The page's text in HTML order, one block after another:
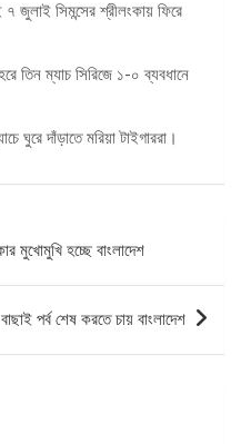
সিমন্সের শ্রীলংকায় ফিরে
তিন ম্যাচ সিরিজে ১-০ ব্যবধানে
ঘুরে দাঁড়াতে মরিয়া টাইগাররা।
মুখোমুখি হচ্ছে বাংলাদেশ
পর্ব শেষ করতে চায় বাংলাদেশ